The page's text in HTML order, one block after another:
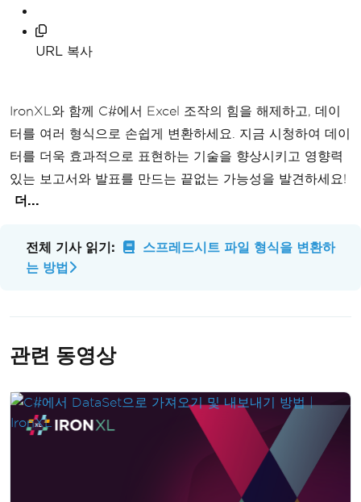
URL 복사
IronXL와 함께 C#에서 Excel 조작의 힘을 해제하고, 데이
터를 여러 형식으로 손쉽게 변환하세요. 지금 시청하여 데이
터를 더욱 효과적으로 표현하는 기술을 향상시키고 영향력
있는 보고서와 발표를 만드는 끝없는 가능성을 발견하세요!
더...
전체 기사 읽기:
스프레드시트 파일 형식을 변환하
는 방법
관련 동영상